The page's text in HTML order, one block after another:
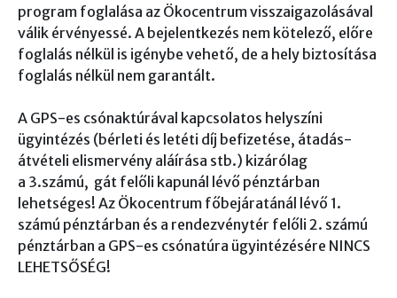
program foglalása az Ökocentrum visszaigazolásával
válik érvényessé. A bejelentkezés nem kötelező, előre
foglalás nélkül is igénybe vehető, de a hely biztosítása
foglalás nélkül nem garantált.
A GPS-es csónaktúrával kapcsolatos helyszíni
ügyintézés (bérleti és letéti díj befizetése, átadás-
átvételi elismervény aláírása stb.) kizárólag
a 3.számú, gát felőli kapunál lévő pénztárban
lehetséges! Az Ökocentrum főbejáratánál lévő 1.
számú pénztárban és a rendezvénytér felőli 2. számú
pénztárban a GPS-es csónatúra ügyintézésére NINCS
LEHETSŐSÉG!